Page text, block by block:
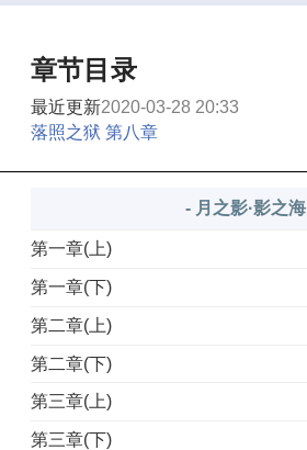
章节目录
最近更新2020-03-28 20:33
落照之狱 第八章
- 月之影·影之海
第一章(上)
第一章(下)
第二章(上)
第二章(下)
第三章(上)
第三章(下)